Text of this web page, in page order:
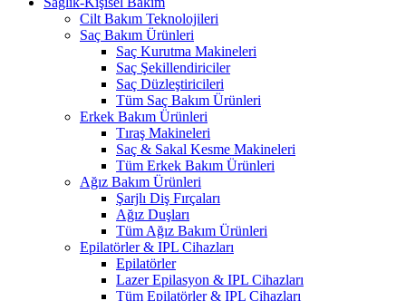
Cilt Bakım Teknolojileri
Saç Bakım Ürünleri
Saç Kurutma Makineleri
Saç Şekillendiriciler
Saç Düzleştiricileri
Tüm Saç Bakım Ürünleri
Erkek Bakım Ürünleri
Tıraş Makineleri
Saç & Sakal Kesme Makineleri
Tüm Erkek Bakım Ürünleri
Ağız Bakım Ürünleri
Şarjlı Diş Fırçaları
Ağız Duşları
Tüm Ağız Bakım Ürünleri
Epilatörler & IPL Cihazları
Epilatörler
Lazer Epilasyon & IPL Cihazları
Tüm Epilatörler & IPL Cihazları